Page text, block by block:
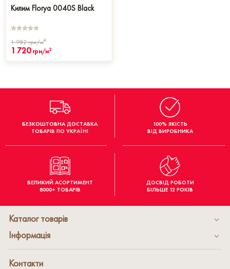
Килим Florya 0040S Black
1 982грн/м2
1 720 грн/м2
БЕЗКОШТОВНА ДОСТАВКА
ТОВАРІВ ПО УКРАЇНІ
100% ЯКІСТЬ
ВІД ВИРОБНИКА
ВЕЛИКИЙ АСОРТИМЕНТ
8000+ ТОВАРІВ
ДОСВІД РОБОТИ
БІЛЬШЕ 12 РОКІВ
Каталог товарів
Інформація
Контакти